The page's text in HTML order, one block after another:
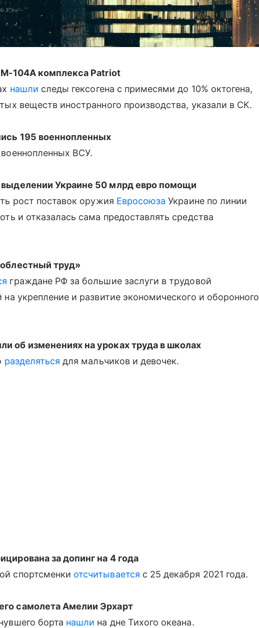
104A комплекса Patriot
нашли следы гексогена с примесями до 10% октогена,
веществ иностранного производства, указали в СК.
195 военнопленных
ВСУ.
выделении Украине 50 млрд евро помощи
рост поставок оружия Евросоюза Украине по линии
и отказалась сама предоставлять средства
труд»
граждане РФ за большие заслуги в трудовой
на укрепление и развитие экономического и оборонного
об изменениях на уроках труда в школах
разделятьсядля мальчиков и девочек.
за допинг на 4 года
спортсменки отсчитывается с 25 декабря 2021 года.
самолета Амелии Эрхарт
борта нашли на дне Тихого океана.